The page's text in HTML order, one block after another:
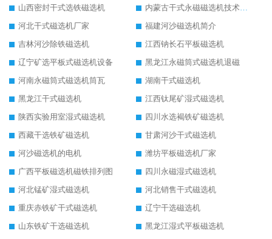
山西密封干式选铁磁选机
内蒙古干式永磁磁选机技术要求
河北干式磁选机厂家
福建河沙磁选机简介
吉林河沙除铁磁选机
江西钠长石平板磁选机
辽宁矿选平板式磁选机设备
黑龙江永磁筒式磁选机退磁
河南永磁筒式磁选机筒瓦
湖南干式磁选机
黑龙江干式磁选机
江西钛尾矿湿式磁选机
陕西实验用室湿式磁选机
四川水选褐铁矿磁选机
西藏干选铁矿磁选机
甘肃河沙干式磁选机
河沙磁选机的电机
潍坊平板磁选机厂家
广西平板磁选机磁铁排列图
四川永磁湿式磁选机
河北锰矿湿式磁选机
河北销售干式磁选机
重庆赤铁矿干式磁选机
辽宁干选磁选机
山东铁矿干选磁选机
黑龙江湿式平板磁选机